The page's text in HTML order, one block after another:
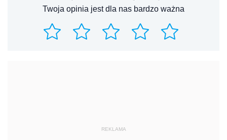
Twoja opinia jest dla nas bardzo ważna
REKLAMA